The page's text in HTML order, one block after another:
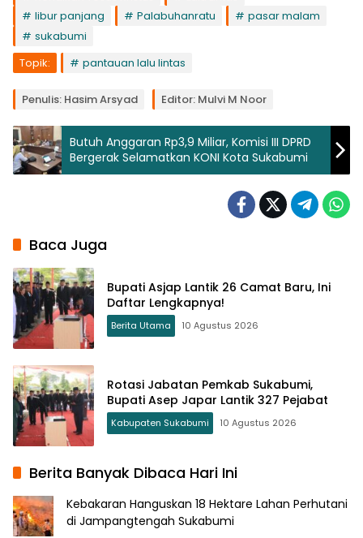
libur panjang
Palabuhanratu
pasar malam
sukabumi
Topik:
pantauan lalu lintas
Penulis: Hasim Arsyad Editor: Mulvi M Noor
Butuh Anggaran Rp3,9 Miliar, Komisi III DPRD
Bergerak Selamatkan KONI Kota Sukabumi
Baca Juga
Bupati Asjap Lantik 26 Camat Baru, Ini
Daftar Lengkapnya!
Berita Utama 10 Agustus 2026
Rotasi Jabatan Pemkab Sukabumi,
Bupati Asep Japar Lantik 327 Pejabat
Kabupaten Sukabumi 10 Agustus 2026
Berita Banyak Dibaca Hari Ini
Kebakaran Hanguskan 18 Hektare Lahan Perhutani
di Jampangtengah Sukabumi